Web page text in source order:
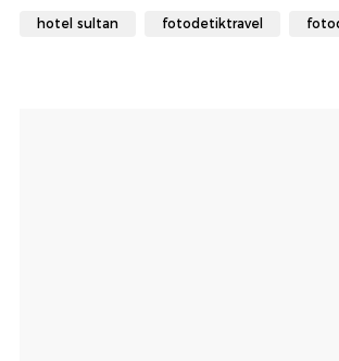
hotel sultan fotodetiktravel